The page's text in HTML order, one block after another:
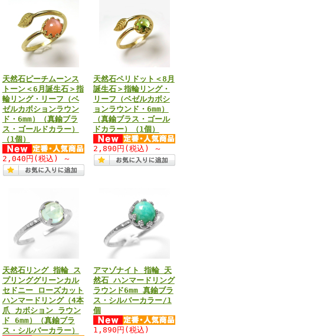
天然石ピーチムーンス
トーン＜6月誕生石＞指
輪リング・リーフ（ベ
ゼルカボションラウン
ド・6mm）（真鍮ブラ
ス・ゴールドカラー）
（1個）
2,040円 (税込) ～
天然石ペリドット＜8月
誕生石＞指輪リング・
リーフ（ベゼルカボシ
ョンラウンド・6mm）
（真鍮ブラス・ゴール
ドカラー）（1個）
2,890円 (税込) ～
天然石リング 指輪 ス
プリンググリーンカル
セドニー ローズカット
ハンマードリング（4本
爪 カボション ラウン
ド 6mm）（真鍮ブラ
ス・シルバーカラー）
アマゾナイト 指輪 天
然石 ハンマードリング
ラウンド6mm 真鍮ブラ
ス・シルバーカラー/1
個
1,890円 (税込)